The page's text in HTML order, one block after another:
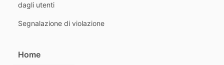
dagli utenti
Segnalazione di violazione
Home